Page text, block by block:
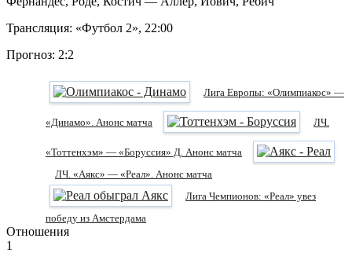
Трансляция: «Футбол 2», 22:00
Прогноз: 2:2
Лига Европы: «Олимпиакос» —
«Динамо». Анонс матча ЛЧ.
«Тоттенхэм» — «Боруссия» Д. Анонс матча
ЛЧ. «Аякс» — «Реал». Анонс матча
Лига Чемпионов: «Реал» увез
победу из Амстердама
Отношения
1